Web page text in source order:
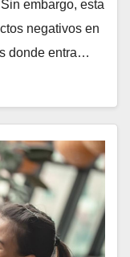
embargo, esta
negativos en
donde entra…